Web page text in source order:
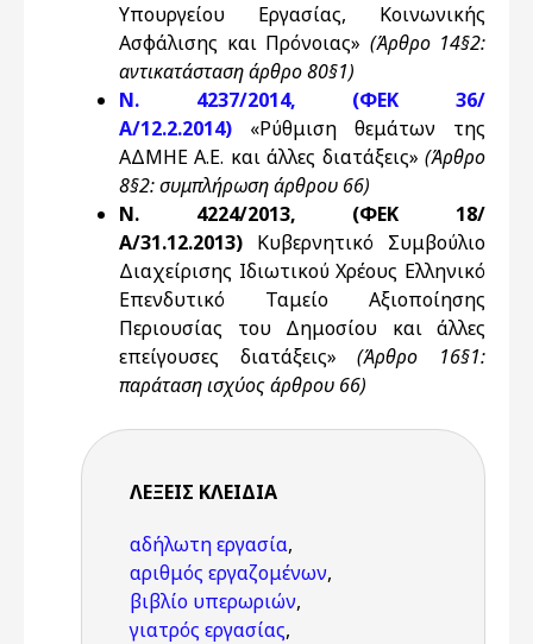
Υπουργείου Εργασίας, Κοινωνικής
Ασφάλισης και Πρόνοιας» (Άρθρο 14§2:
αντικατάσταση άρθρο 80§1)
Ν. 4237/2014, (ΦΕΚ 36/
Α/12.2.2014) «Ρύθμιση θεμάτων της
ΑΔΜΗΕ Α.Ε. και άλλες διατάξεις» (Άρθρο
8§2: συμπλήρωση άρθρου 66)
Ν. 4224/2013, (ΦΕΚ 18/
Α/31.12.2013) Κυβερνητικό Συμβούλιο
Διαχείρισης Ιδιωτικού Χρέους Ελληνικό
Επενδυτικό Ταμείο Αξιοποίησης
Περιουσίας του Δημοσίου και άλλες
επείγουσες διατάξεις»(Άρθρο 16§1:
παράταση ισχύος άρθρου 66)
ΛΈΞΕΙΣ KΛΕΙΔΙΆ
αδήλωτη εργασία,
αριθμός εργαζομένων,
βιβλίο υπερωριών,
γιατρός εργασίας,